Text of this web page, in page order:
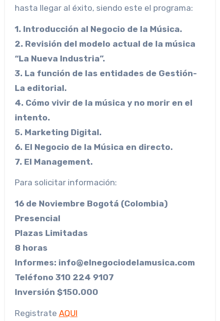
hasta llegar al éxito, siendo este el programa:
1. Introducción al Negocio de la Música.
2. Revisión del modelo actual de la música
“La Nueva Industria”.
3. La función de las entidades de Gestión-
La editorial.
4. Cómo vivir de la música y no morir en el
intento.
5. Marketing Digital.
6. El Negocio de la Música en directo.
7. El Management.
Para solicitar información:
16 de Noviembre Bogotá (Colombia)
Presencial
Plazas Limitadas
8 horas
Informes: info@elnegociodelamusica.com
Teléfono 310 224 9107
Inversión $150.000
Registrate AQUI